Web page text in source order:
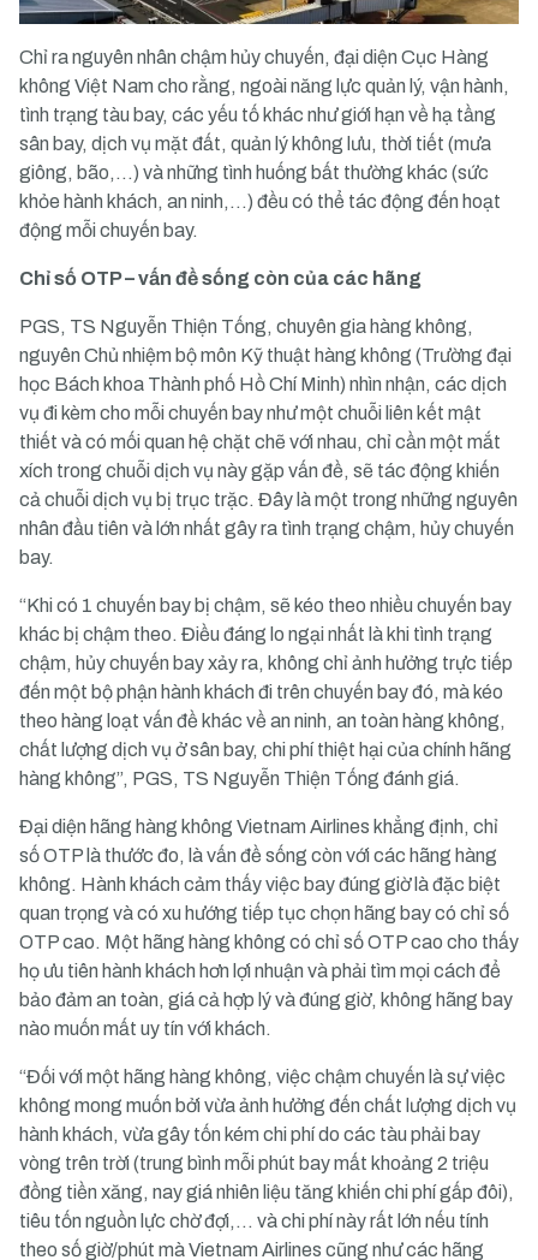
Chỉ ra nguyên nhân chậm hủy chuyến, đại diện Cục Hàng
không Việt Nam cho rằng, ngoài năng lực quản lý, vận hành,
tình trạng tàu bay, các yếu tố khác như giới hạn về hạ tầng
sân bay, dịch vụ mặt đất, quản lý không lưu, thời tiết (mưa
giông, bão,…) và những tình huống bất thường khác (sức
khỏe hành khách, an ninh,…) đều có thể tác động đến hoạt
động mỗi chuyến bay.
Chỉ số OTP – vấn đề sống còn của các hãng
PGS, TS Nguyễn Thiện Tống, chuyên gia hàng không,
nguyên Chủ nhiệm bộ môn Kỹ thuật hàng không (Trường đại
học Bách khoa Thành phố Hồ Chí Minh) nhìn nhận, các dịch
vụ đi kèm cho mỗi chuyến bay như một chuỗi liên kết mật
thiết và có mối quan hệ chặt chẽ với nhau, chỉ cần một mắt
xích trong chuỗi dịch vụ này gặp vấn đề, sẽ tác động khiến
cả chuỗi dịch vụ bị trục trặc. Đây là một trong những nguyên
nhân đầu tiên và lớn nhất gây ra tình trạng chậm, hủy chuyến
bay.
“Khi có 1 chuyến bay bị chậm, sẽ kéo theo nhiều chuyến bay
khác bị chậm theo. Điều đáng lo ngại nhất là khi tình trạng
chậm, hủy chuyến bay xảy ra, không chỉ ảnh hưởng trực tiếp
đến một bộ phận hành khách đi trên chuyến bay đó, mà kéo
theo hàng loạt vấn đề khác về an ninh, an toàn hàng không,
chất lượng dịch vụ ở sân bay, chi phí thiệt hại của chính hãng
hàng không”, PGS, TS Nguyễn Thiện Tống đánh giá.
Đại diện hãng hàng không Vietnam Airlines khẳng định, chỉ
số OTP là thước đo, là vấn đề sống còn với các hãng hàng
không. Hành khách cảm thấy việc bay đúng giờ là đặc biệt
quan trọng và có xu hướng tiếp tục chọn hãng bay có chỉ số
OTP cao. Một hãng hàng không có chỉ số OTP cao cho thấy
họ ưu tiên hành khách hơn lợi nhuận và phải tìm mọi cách để
bảo đảm an toàn, giá cả hợp lý và đúng giờ, không hãng bay
nào muốn mất uy tín với khách.
“Đối với một hãng hàng không, việc chậm chuyến là sự việc
không mong muốn bởi vừa ảnh hưởng đến chất lượng dịch vụ
hành khách, vừa gây tốn kém chi phí do các tàu phải bay
vòng trên trời (trung bình mỗi phút bay mất khoảng 2 triệu
đồng tiền xăng, nay giá nhiên liệu tăng khiến chi phí gấp đôi),
tiêu tốn nguồn lực chờ đợi,… và chi phí này rất lớn nếu tính
theo số giờ/phút mà Vietnam Airlines cũng như các hãng